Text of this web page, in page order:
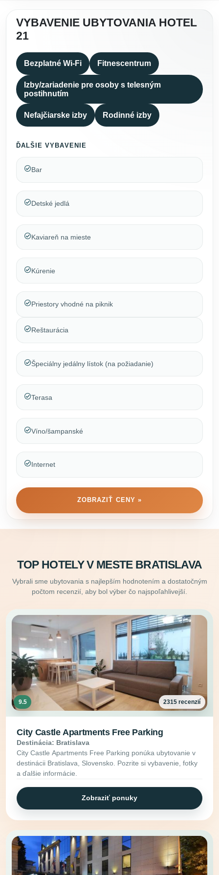
VYBAVENIE UBYTOVANIA HOTEL
21
Bezplatné Wi-Fi Fitnescentrum
Izby/zariadenie pre osoby s telesným
postihnutím
Nefajčiarske izby Rodinné izby
ĎALŠIE VYBAVENIE
Bar
Detské jedlá
Kaviareň na mieste
Kúrenie
Priestory vhodné na piknik
Reštaurácia
Špeciálny jedálny lístok (na požiadanie)
Terasa
Víno/šampanské
Internet
ZOBRAZIŤ CENY »
TOP HOTELY V MESTE BRATISLAVA
Vybrali sme ubytovania s najlepším hodnotením a dostatočným
počtom recenzií, aby bol výber čo najspoľahlivejší.
9.5 2315 recenzií
City Castle Apartments Free Parking
Destinácia: Bratislava
City Castle Apartments Free Parking ponúka ubytovanie v
destinácii Bratislava, Slovensko. Pozrite si vybavenie, fotky
a ďalšie informácie.
Zobraziť ponuky